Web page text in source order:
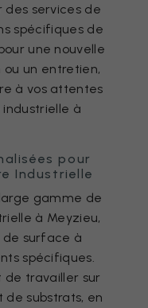
services de
spécifiques de
une nouvelle
ou un entretien,
à vos attentes
à
pour
Industrielle
gamme de
à Meyzieu,
de surface à
spécifiques.
de travailler sur
substrats, en